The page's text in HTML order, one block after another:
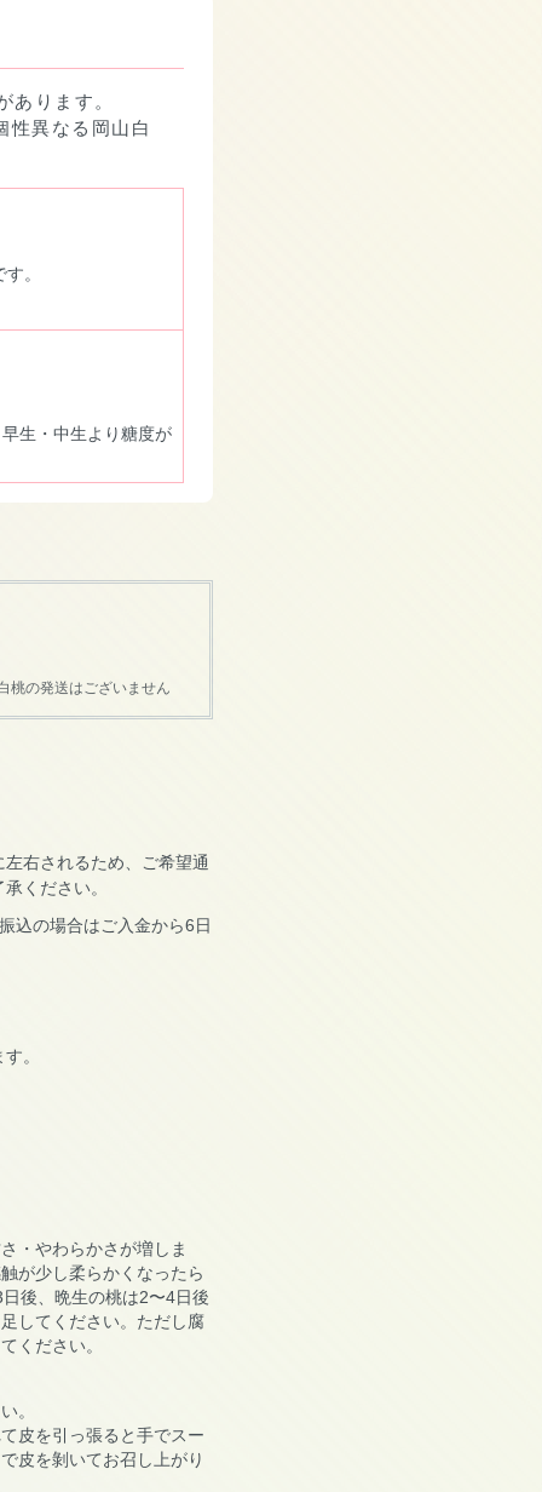
あります。
性異なる岡山白
。
生・中生より糖度が
桃の発送はございません
右されるため、ご希望通
ください。
込の場合はご入金から6日
。
・やわらかさが増しま
が少し柔らかくなったら
後、晩生の桃は2〜4日後
してください。ただし腐
ください。
。
皮を引っ張ると手でスー
皮を剝いてお召し上がり